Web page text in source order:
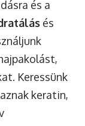
és a
és
Keressünk
keratin,